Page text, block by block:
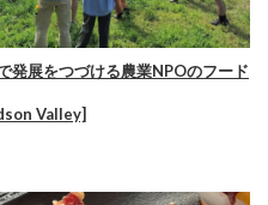
発展をつづける農業NPOのフード
Valley]